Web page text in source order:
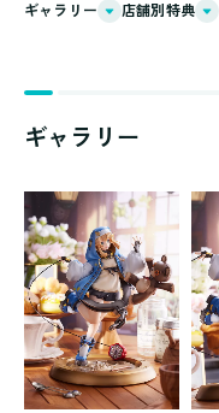
ギャラリー 店舗別特典
ギャラリー